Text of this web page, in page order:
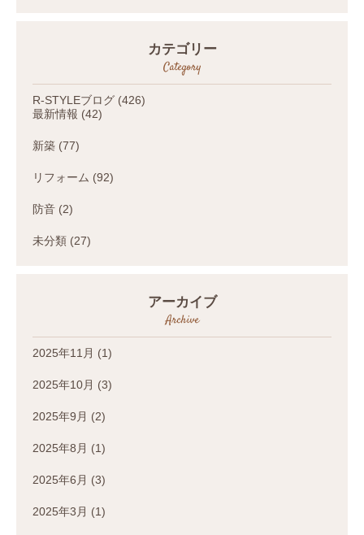
カテゴリー
Category
R-STYLEブログ (426)
最新情報 (42)
新築 (77)
リフォーム (92)
防音 (2)
未分類 (27)
アーカイブ
Archive
2025年11月 (1)
2025年10月 (3)
2025年9月 (2)
2025年8月 (1)
2025年6月 (3)
2025年3月 (1)